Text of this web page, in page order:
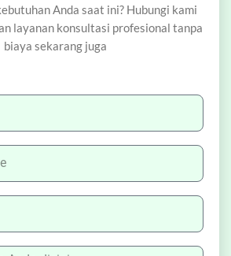
Anda saat ini? Hubungi kami
layanan konsultasi profesional tanpa
biaya sekarang juga